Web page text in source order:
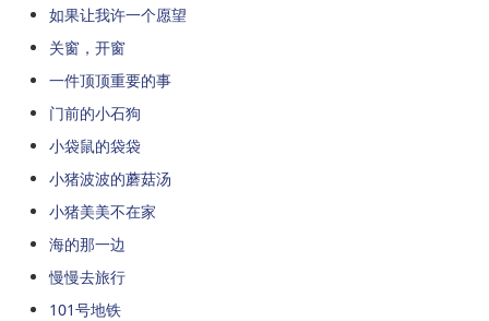
如果让我许一个愿望
关窗，开窗
一件顶顶重要的事
门前的小石狗
小袋鼠的袋袋
小猪波波的蘑菇汤
小猪美美不在家
海的那一边
慢慢去旅行
101号地铁